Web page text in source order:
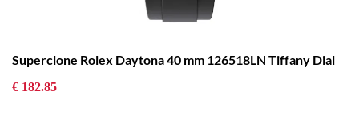
Superclone Rolex Daytona 40 mm 126518LN Tiffany Dial
€ 182.85